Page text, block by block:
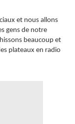
et nous allons
gens de notre
beaucoup et
plateaux en radio